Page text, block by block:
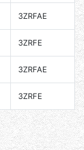
3ZRFAE
3ZRFE
3ZRFAE
3ZRFE